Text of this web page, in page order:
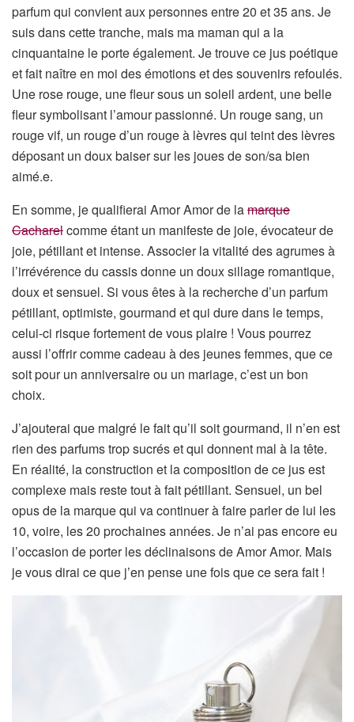
parfum qui convient aux personnes entre 20 et 35 ans. Je
suis dans cette tranche, mais ma maman qui a la
cinquantaine le porte également. Je trouve ce jus poétique
et fait naître en moi des émotions et des souvenirs refoulés.
Une rose rouge, une fleur sous un soleil ardent, une belle
fleur symbolisant l’amour passionné. Un rouge sang, un
rouge vif, un rouge d’un rouge à lèvres qui teint des lèvres
déposant un doux baiser sur les joues de son/sa bien
aimé.e.
En somme, je qualifierai Amor Amor de lamarque
Cacharelcomme étant un manifeste de joie, évocateur de
joie, pétillant et intense. Associer la vitalité des agrumes à
l’irrévérence du cassis donne un doux sillage romantique,
doux et sensuel. Si vous êtes à la recherche d’un parfum
pétillant, optimiste, gourmand et qui dure dans le temps,
celui-ci risque fortement de vous plaire ! Vous pourrez
aussi l’offrir comme cadeau à des jeunes femmes, que ce
soit pour un anniversaire ou un mariage, c’est un bon
choix.
J’ajouterai que malgré le fait qu’il soit gourmand, il n’en est
rien des parfums trop sucrés et qui donnent mal à la tête.
En réalité, la construction et la composition de ce jus est
complexe mais reste tout à fait pétillant. Sensuel, un bel
opus de la marque qui va continuer à faire parler de lui les
10, voire, les 20 prochaines années. Je n’ai pas encore eu
l’occasion de porter les déclinaisons de Amor Amor. Mais
je vous dirai ce que j’en pense une fois que ce sera fait !